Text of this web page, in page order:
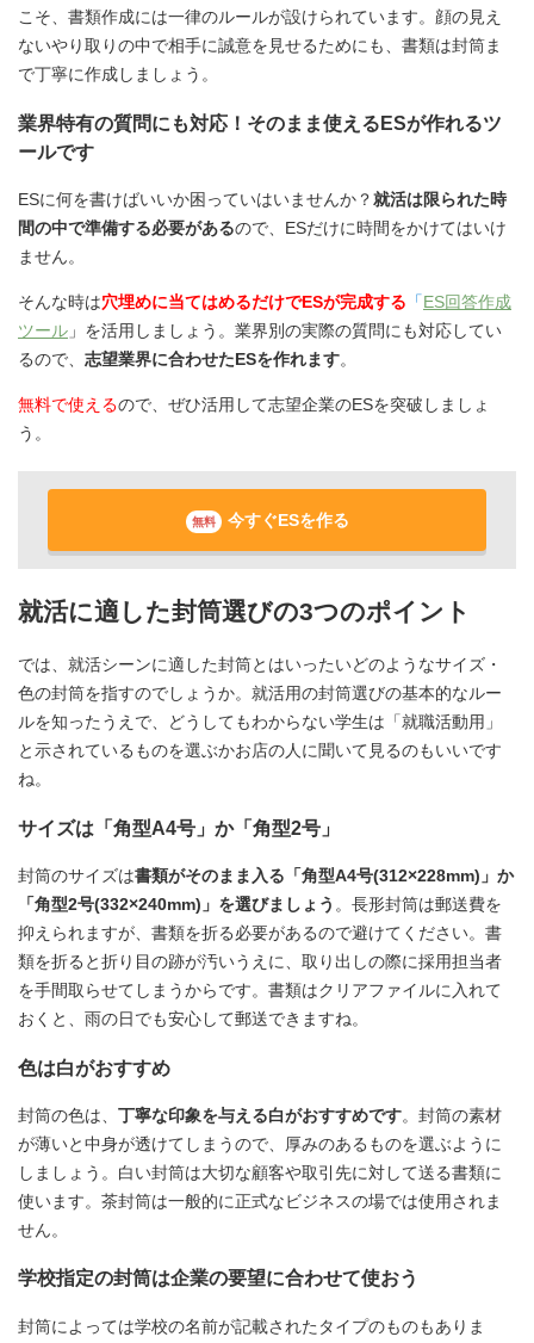
こそ、書類作成には一律のルールが設けられています。顔の見え
ないやり取りの中で相手に誠意を見せるためにも、書類は封筒ま
で丁寧に作成しましょう。
業界特有の質問にも対応！そのまま使えるESが作れるツ
ールです
ESに何を書けばいいか困っていはいませんか？就活は限られた時
間の中で準備する必要があるので、ESだけに時間をかけてはいけ
ません。
そんな時は穴埋めに当てはめるだけでESが完成する 「ES回答作成
ツール 」を活用しましょう。業界別の実際の質問にも対応してい
るので、 志望業界に合わせたESを作れます。
無料で使えるので、ぜひ活用して志望企業のESを突破しましょ
う。
無料 今すぐESを作る
就活に適した封筒選びの3つのポイント
では、就活シーンに適した封筒とはいったいどのようなサイズ・
色の封筒を指すのでしょうか。就活用の封筒選びの基本的なルー
ルを知ったうえで、どうしてもわからない学生は「就職活動用」
と示されているものを選ぶかお店の人に聞いて見るのもいいです
ね。
サイズは「角型A4号」か「角型2号」
封筒のサイズは書類がそのまま入る「角型A4号(312×228mm)」か
「角型2号(332×240mm)」を選びましょう 。長形封筒は郵送費を
抑えられますが、書類を折る必要があるので避けてください。書
類を折ると折り目の跡が汚いうえに、取り出しの際に採用担当者
を手間取らせてしまうからです。書類はクリアファイルに入れて
おくと、雨の日でも安心して郵送できますね。
色は白がおすすめ
封筒の色は、 丁寧な印象を与える白がおすすめです。封筒の素材
が薄いと中身が透けてしまうので、厚みのあるものを選ぶように
しましょう。白い封筒は大切な顧客や取引先に対して送る書類に
使います。茶封筒は一般的に正式なビジネスの場では使用されま
せん。
学校指定の封筒は企業の要望に合わせて使おう
封筒によっては学校の名前が記載されたタイプのものもありま